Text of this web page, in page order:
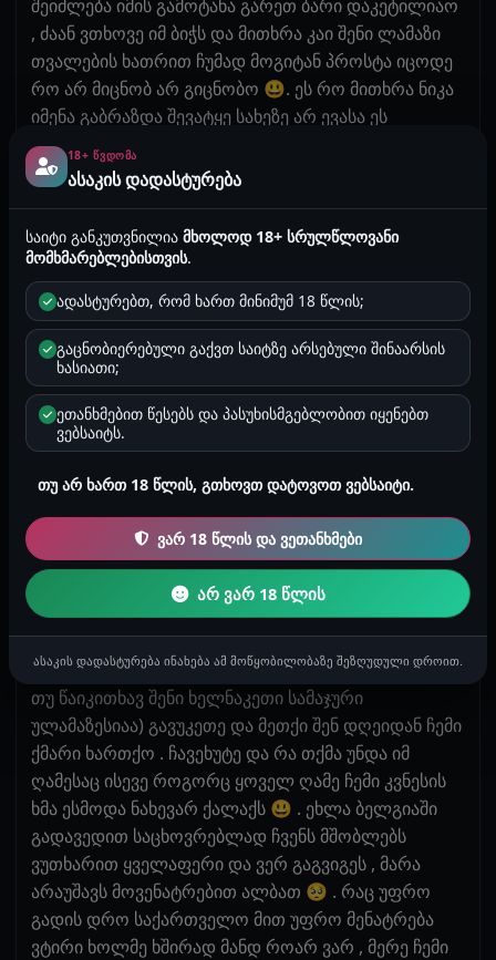
შეიძლება იმის გამოტანა გარეთ ბარი დაკეტილიაო
, ძაან ვთხოვე იმ ბიჭს და მითხრა კაი შენი ლამაზი
თვალების ხათრით ჩუმად მოგიტან პროსტა იცოდე
რო არ მიცნობ არ გიცნობო 😃. ეს რო მითხრა ნიკა
იმენა გაბრაზდა შევატყე სახეზე არ ევასა ეს
სიტყვები , ამას მივუტყნავ ეხლა გამზდელსო მეთქი
დაწყნარდი არ ჩავიშხამოთ დასვენებათქო , მარა
ბიჭი არ ევასებოდა ამას ცემა მინდაო იძახდა 🤣
ბოთე. მოკლედ ავედით ნომერში გავხსენით ლუდი
2 ცალი შუშის ლივებრაუ იყო და დავიწყეთ დალევა
პირველი მოსმა რო დავლიეთ ამან დადგა ბოთლი
და მეტი აღარ შემიძლია უნდა გითხრაო . მეთქი
რახდება ხო მშვიდობა გაქვსთქო . მოკლედ
ბავშობიდან ერთად გავიზარდეთ და სულ შენთან
მაქვს საუკეთესო მოგონებები და მინდა იცოდე რო
სიცოცხლის ბოლომდე მეყვარებიო გაჩუმდა მეც
გავჩუმდი , მიყვარხარ ჩემო ლამაზოო მუთხრა და
ჩემო სიმპატიუროთქო და ჩავეხუტე . გადაირია ისე
გაუხარდა ისე მეხუტებოდა გამსრისა ლამის .
ჯიბიდან ძალიან ლამაზი ბეჭედი ამოუღო გამიკეთა
თითზე და მითხრა რო დღეიდან შენ ჩემი ცოლი
იქნებიო . მერე მე ამოვიღე ჩანთიდან ხელნაკეთი
ვერცხლის სამაჯური ( ბექუშ არამგონია აქ იყო მარა
თუ წაიკითხავ შენი ხელნაკეთი სამაჯური
ულამაზესიაა) გავუკეთე და მეთქი შენ დღეიდან ჩემი
ქმარი ხართქო . ჩავეხუტე და რა თქმა უნდა იმ
ღამესაც ისევე როგორც ყოველ ღამე ჩემი კვნესის
ხმა ესმოდა ნახევარ ქალაქს 😃 . ეხლა ბელგიაში
გადავედით საცხოვრებლად ჩვენს მშობლებს
ვუთხარით ყველაფერი და ვერ გაგვიგეს , მარა
არაუშავს მოვენატრებით ალბათ 🥺 . რაც უფრო
გადის დრო საქართველო მით უფრო მენატრება
ვტირი ხოლმე ხშირად მანდ როარ ვარ , მერე ჩემი
18+ ᲬᲕᲓᲝᲛᲐ
ასაკის დადასტურება
საიტი განკუთვნილიამხოლოდ 18+ სრულწლოვანი
მომხმარებლებისთვის.
ადასტურებთ, რომ ხართ მინიმუმ 18 წლის;
გაცნობიერებული გაქვთ საიტზე არსებული შინაარსის
ხასიათი;
ეთანხმებით წესებს და პასუხისმგებლობით იყენებთ
ვებსაიტს.
თუ არ ხართ 18 წლის, გთხოვთ დატოვოთ ვებსაიტი.
ვარ 18 წლის და ვეთანხმები
არ ვარ 18 წლის
ასაკის დადასტურება ინახება ამ მოწყობილობაზე შეზღუდული დროით.